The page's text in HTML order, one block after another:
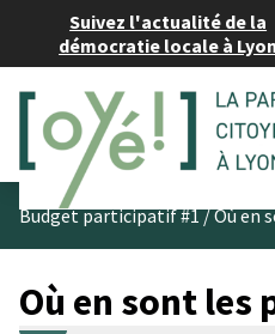
Suivez l'actualité de la
démocratie locale à Lyon
Budget participatif #1/Où en
Où en sont les